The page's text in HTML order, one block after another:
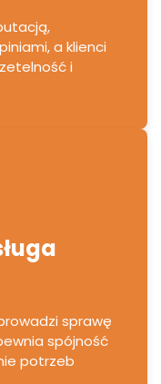
a klienci
i
sprawę
spójność
potrzeb